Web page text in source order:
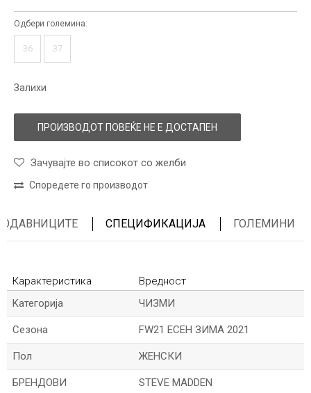
Одбери големина:
36 37
Залихи
ПРОИЗВОДОТ ПОВЕЌЕ НЕ Е ДОСТАПЕН
Зачувајте во списокот со желби
Споредете го производот
СПЕЦИФИКАЦИЈА ГОЛЕМИНИ
Карактеристика
Вредност
Kатегорија
ЧИЗМИ
Сезона FW21 ЕСЕН ЗИМА 2021
Пол ЖЕНСКИ
БРЕНДОВИ STEVE MADDEN